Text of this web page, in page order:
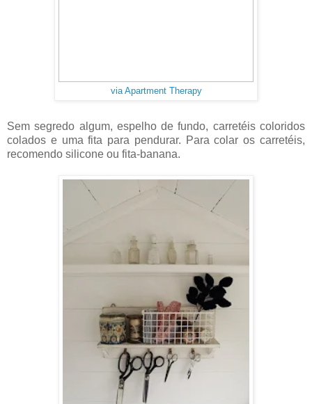
via Apartment Therapy
Sem segredo algum, espelho de fundo, carretéis coloridos
colados e uma fita para pendurar. Para colar os carretéis,
recomendo silicone ou fita-banana.